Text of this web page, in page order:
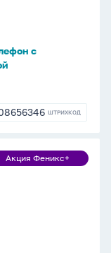
с
ШТРИХКОД
Акция
Акция Феникс+